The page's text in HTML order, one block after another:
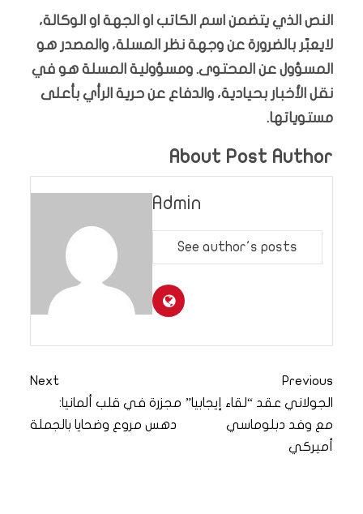
النص الذي يتضمن اسم الكاتب او الجهة او الوكالة،
لايعبّر بالضرورة عن وجهة نظر المسلة، والمصدر هو
المسؤول عن المحتوى. ومسؤولية المسلة هو في
نقل الأخبار بحيادية، والدفاع عن حرية الرأي بأعلى
مستوياتها.
About Post Author
Admin
See author's posts
Previous
الجولاني عقد “لقاء إيجابيا”
مع وفد دبلوماسي
أميركي
Next
مجزرة في قلب ألمانيا:
دهس مروع وضحايا بالجملة